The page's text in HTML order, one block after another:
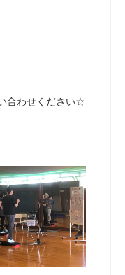
合わせください☆